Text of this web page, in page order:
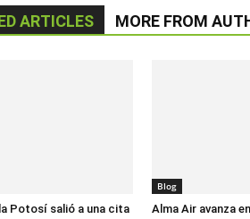
ARTICLES MORE FROM
Potosí salió a una cita
Blog
Alma Air avanza